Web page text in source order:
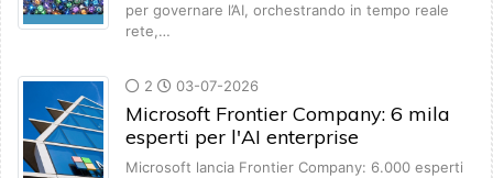
per governare l’AI, orchestrando in tempo reale
rete,…
2 03-07-2026
Microsoft Frontier Company: 6 mila
esperti per l'AI enterprise
Microsoft lancia Frontier Company: 6.000 esperti